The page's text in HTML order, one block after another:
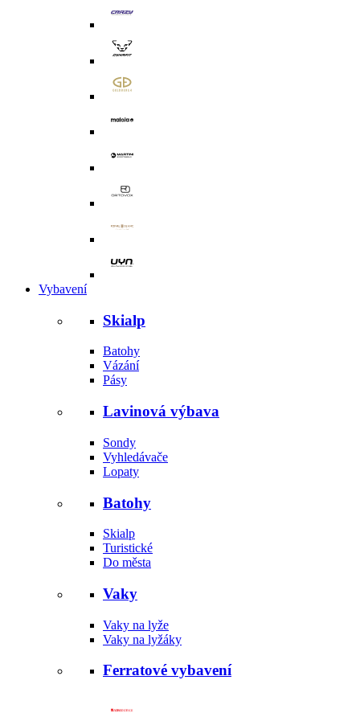
Vybavení
Skialp
Batohy
Vázání
Pásy
Lavinová výbava
Sondy
Vyhledávače
Lopaty
Batohy
Skialp
Turistické
Do města
Vaky
Vaky na lyže
Vaky na lyžáky
Ferratové vybavení